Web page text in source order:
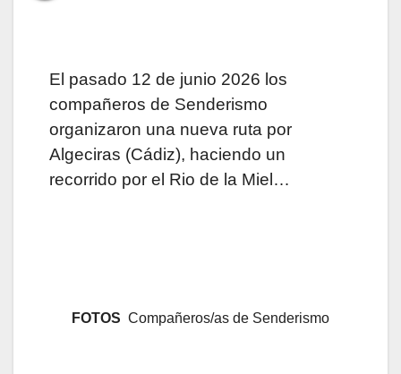
El pasado 12 de junio 2026 los
compañeros de Senderismo
organizaron una nueva ruta por
Algeciras (Cádiz), haciendo un
recorrido por el Rio de la Miel…
FOTOS Compañeros/as de Senderismo